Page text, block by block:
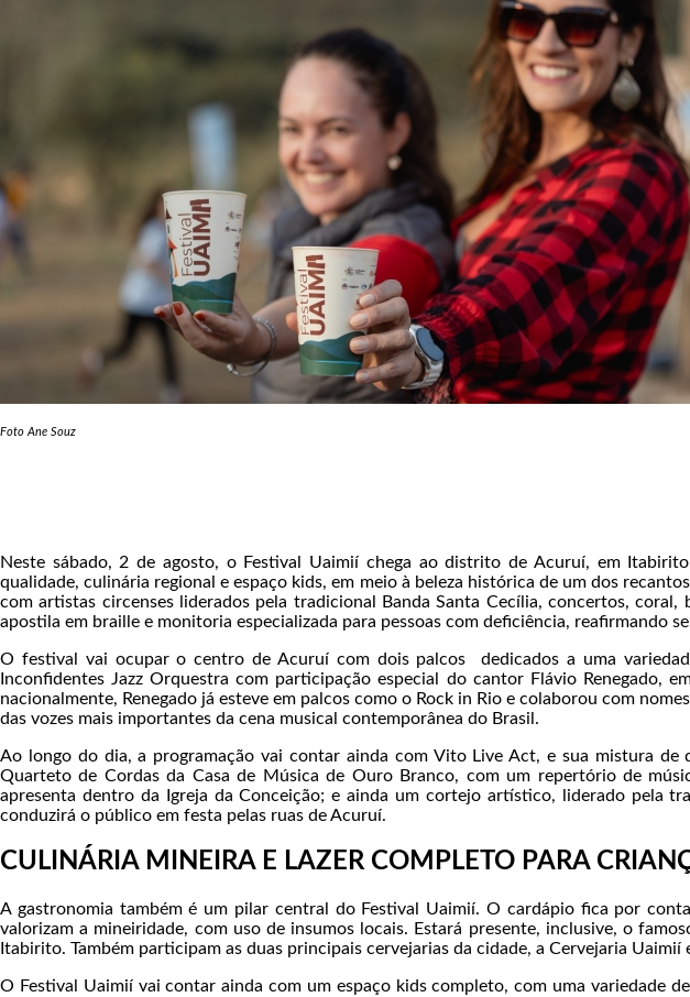
Foto Ane Souz
Neste sábado, 2 de agosto, o Festival Uaimií chega ao distrito de Acuruí, em
qualidade, culinária regional e espaço kids, em meio à beleza histórica de um dos
com artistas circenses liderados pela tradicional Banda Santa Cecília, concertos,
apostila em braille e monitoria especializada para pessoas com deficiência, reafirmando
O festival vai ocupar o centro de Acuruí com dois palcos dedicados a uma
Inconfidentes Jazz Orquestra com participação especial do cantor Flávio Renegado,
nacionalmente, Renegado já esteve em palcos como o Rock in Rio e colaborou com
das vozes mais importantes da cena musical contemporânea do Brasil.
Ao longo do dia, a programação vai contar ainda com Vito Live Act, e sua mistura
Quarteto de Cordas da Casa de Música de Ouro Branco, com um repertório de
apresenta dentro da Igreja da Conceição; e ainda um cortejo artístico, liderado pela
conduzirá o público em festa pelas ruas de Acuruí.
CULINÁRIA MINEIRA E LAZER COMPLETO PARA
A gastronomia também é um pilar central do Festival Uaimií. O cardápio fica por
valorizam a mineiridade, com uso de insumos locais. Estará presente, inclusive, o
Itabirito. Também participam as duas principais cervejarias da cidade, a Cervejaria
O Festival Uaimií vai contar ainda com um espaço kids completo, com uma variedade